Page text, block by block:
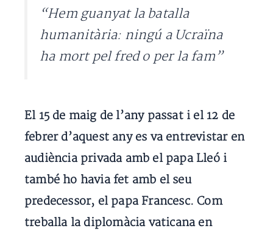
“Hem guanyat la batalla
humanitària: ningú a Ucraïna
ha mort pel fred o per la fam”
El 15 de maig de l’any passat i el 12 de
febrer d’aquest any es va entrevistar en
audiència privada amb el papa Lleó i
també ho havia fet amb el seu
predecessor, el papa Francesc. Com
treballa la diplomàcia vaticana en